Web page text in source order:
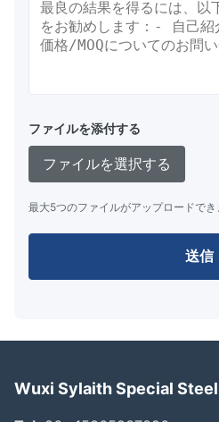
ファイルを添付する
ファイルを選択する
最大5つのファイルがアップロードでき
送信
Wuxi Sylaith Special Steel